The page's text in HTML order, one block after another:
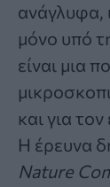
ανάγλυφα,
μόνο υπό
είναι μια
και για
Η έρευνα
Nature